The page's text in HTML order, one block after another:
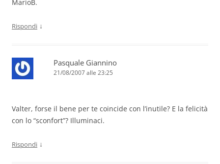
MarioB.
Rispondi ↓
Pasquale Giannino
21/08/2007 alle 23:25
Valter, forse il bene per te coincide con l’inutile? E la felicità
con lo “sconfort”? Illuminaci.
Rispondi ↓